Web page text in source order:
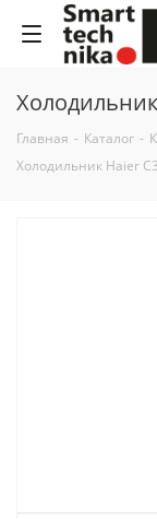
Главная - Каталог -
Холодильник Haier